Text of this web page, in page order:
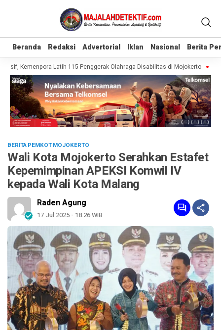
Beranda Redaksi Advertorial Iklan Nasional Berita
Beranda Redaksi Advertorial Iklan Nasional Berita
Kemenpora Latih 115 Penggerak Olahraga Disabilitas di Mojokerto
BERITA PEMKOT MOJOKERTO
Wali Kota Mojokerto Serahkan Estafet
Kepemimpinan APEKSI Komwil IV
kepada Wali Kota Malang
Raden Agung
17 Jul 2025 - 18:26 WIB